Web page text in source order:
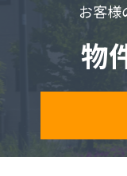
お客様
物